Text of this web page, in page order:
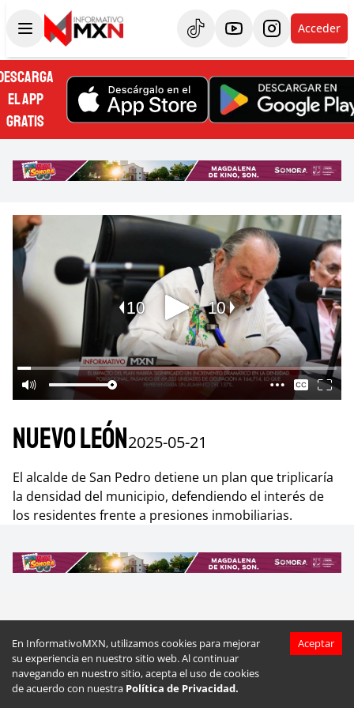
En InformativoMXN, utilizamos cookies para mejorar
su experiencia en nuestro sitio web. Al continuar
navegando en nuestro sitio, acepta el uso de cookies
de acuerdo con nuestra Política de Privacidad.
Aceptar
Acceder
EL APP
GRATIS
Nuevo León2025-05-21
El alcalde de San Pedro detiene un plan que triplicaría
la densidad del municipio, defendiendo el interés de
los residentes frente a presiones inmobiliarias.